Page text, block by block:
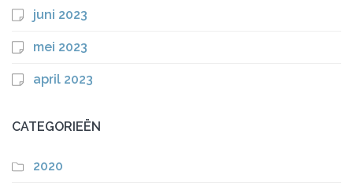
juni 2023
mei 2023
april 2023
CATEGORIEËN
2020